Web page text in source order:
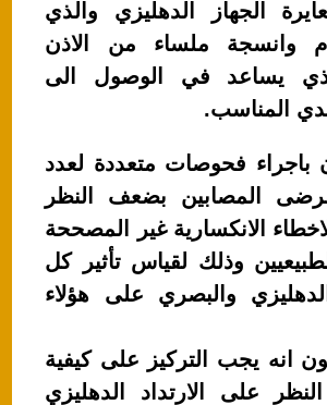
الجهاز الدهليزي والذي
وانسجة ملساء من الاذن
يساعد في الوصول الى
المناسب.
باجراء فحوصات متعددة لعدد
المصابين بضعف النظر
الانكسارية غير المصححة
وذلك لقياس تأثير كل
والبصري على هؤلاء
انه يجب التركيز على كيفية
على الارتداد الدهليزي